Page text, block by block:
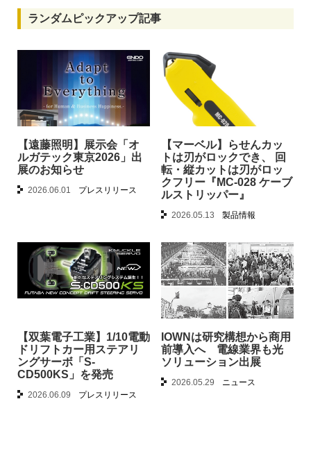
ランダムピックアップ記事
【遠藤照明】展示会「オ
ルガテック東京2026」出
展のお知らせ
2026.06.01 プレスリリース
【マーベル】らせんカッ
トは刃がロックでき、 回
転・縦カットは刃がロッ
クフリー『MC-028 ケーブ
ルストリッパー』
2026.05.13 製品情報
【双葉電子工業】1/10電動
ドリフトカー用ステアリ
ングサーボ「S-
CD500KS」を発売
2026.06.09 プレスリリース
IOWNは研究構想から商用
前導入へ 電線業界も光
ソリューション出展
2026.05.29 ニュース